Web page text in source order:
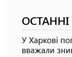
У Харкові
вважали